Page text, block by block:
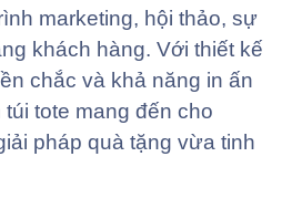
marketing, hội thảo, sự
khách hàng. Với thiết kế
chắc và khả năng in ấn
tote mang đến cho
pháp quà tặng vừa tinh